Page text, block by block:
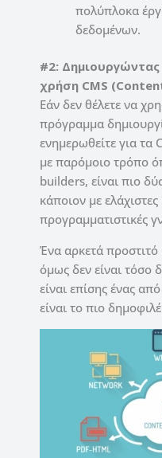
πολύπλοκα
δεδομένων.
#2: Δημιουργώντας
χρήση CMS
Εάν δεν θέλετε να
πρόγραμμα
ενημερωθείτε για τα
με παρόμοιο τρόπο
builders, είναι πιο
κάποιον με ελάχιστες
προγραμματιστικές
Ένα αρκετά προστιτό
όμως δεν είναι τόσο
είναι επίσης ένας
είναι το πιο